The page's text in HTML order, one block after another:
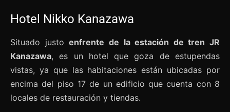
Hotel Nikko Kanazawa
Situado justoenfrente de la estación de tren JR
Kanazawa, es un hotel que goza de estupendas
vistas, ya que las habitaciones están ubicadas por
encima del piso 17 de un edificio que cuenta con 8
locales de restauración y tiendas.